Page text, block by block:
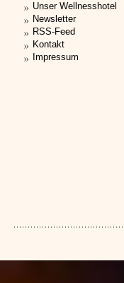
Unser Wellnesshotel
Newsletter
RSS-Feed
Kontakt
Impressum